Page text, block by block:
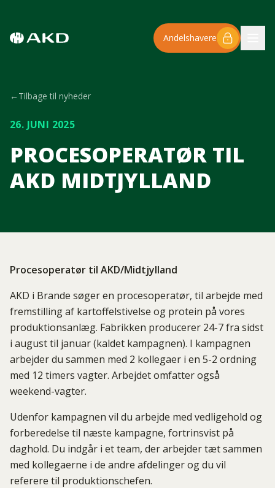
Andelshavere
←Tilbage til nyheder
26. JUNI 2025
PROCESOPERATØR TIL
AKD MIDTJYLLAND
Procesoperatør til AKD/Midtjylland
AKD i Brande søger en procesoperatør, til arbejde med
fremstilling af kartoffelstivelse og protein på vores
produktionsanlæg. Fabrikken producerer 24-7 fra sidst
i august til januar (kaldet kampagnen). I kampagnen
arbejder du sammen med 2 kollegaer i en 5-2 ordning
med 12 timers vagter. Arbejdet omfatter også
weekend-vagter.
Udenfor kampagnen vil du arbejde med vedligehold og
forberedelse til næste kampagne, fortrinsvist på
daghold. Du indgår i et team, der arbejder tæt sammen
med kollegaerne i de andre afdelinger og du vil
referere til produktionschefen.